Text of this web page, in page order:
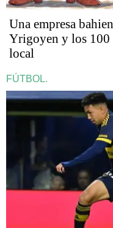
Una empresa
Yrigoyen y los 100
local
FÚTBOL.